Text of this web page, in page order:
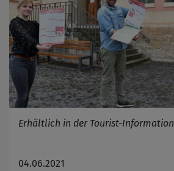
Erhältlich in der Tourist-Information
04.06.2021